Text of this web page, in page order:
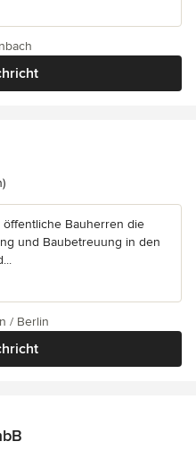
von 5 Sternen
Bauherren die
und Baubetreuung in den
/ Berlin